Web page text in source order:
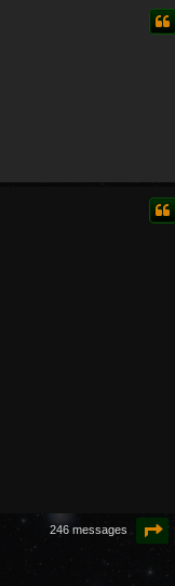
246 messages